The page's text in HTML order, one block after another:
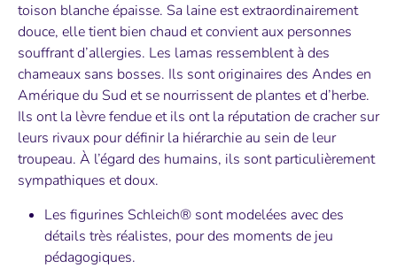
toison blanche épaisse. Sa laine est extraordinairement
douce, elle tient bien chaud et convient aux personnes
souffrant d’allergies. Les lamas ressemblent à des
chameaux sans bosses. Ils sont originaires des Andes en
Amérique du Sud et se nourrissent de plantes et d’herbe.
Ils ont la lèvre fendue et ils ont la réputation de cracher sur
leurs rivaux pour définir la hiérarchie au sein de leur
troupeau. À l’égard des humains, ils sont particulièrement
sympathiques et doux.
Les figurines Schleich® sont modelées avec des
détails très réalistes, pour des moments de jeu
pédagogiques.